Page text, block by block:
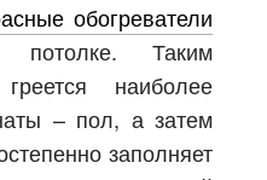
обогреватели
потолке. Таким
наиболее
– пол, а затем
заполняет